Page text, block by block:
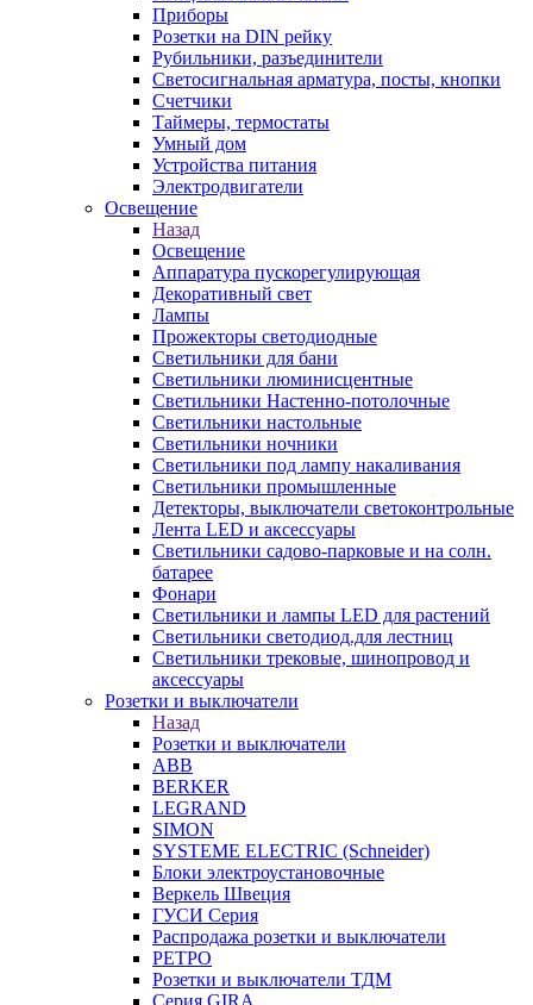
Приборы
Розетки на DIN рейку
Рубильники, разъединители
Светосигнальная арматура, посты, кнопки
Счетчики
Таймеры, термостаты
Умный дом
Устройства питания
Электродвигатели
Освещение
Назад
Освещение
Аппаратура пускорегулирующая
Декоративный свет
Лампы
Прожекторы светодиодные
Светильники для бани
Светильники люминисцентные
Светильники Настенно-потолочные
Светильники настольные
Светильники ночники
Светильники под лампу накаливания
Светильники промышленные
Детекторы, выключатели светоконтрольные
Лента LED и аксессуары
Светильники садово-парковые и на солн.
батарее
Фонари
Светильники и лампы LED для растений
Светильники светодиод.для лестниц
Светильники трековые, шинопровод и
аксессуары
Розетки и выключатели
Назад
Розетки и выключатели
ABB
BERKER
LEGRAND
SIMON
SYSTEME ELECTRIC (Schneider)
Блоки электроустановочные
Веркель Швеция
ГУСИ Серия
Распродажа розетки и выключатели
РЕТРО
Розетки и выключатели ТДМ